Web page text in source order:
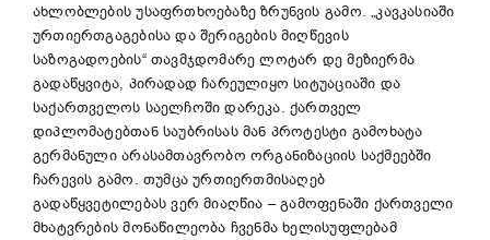
ახლობლების უსაფრთხოებაზე ზრუნვის გამო. „კავკასიაში
ურთიერთგაგებისა და შერიგების მიღწევის
საზოგადოების“ თავმჯდომარე ლოტარ დე მეზიერმა
გადაწყვიტა, პირადად ჩარეულიყო სიტუაციაში და
საქართველოს საელჩოში დარეკა. ქართველ
დიპლომატებთან საუბრისას მან პროტესტი გამოხატა
გერმანული არასამთავრობო ორგანიზაციის საქმეებში
ჩარევის გამო. თუმცა ურთიერთმისაღებ
გადაწყვეტილებას ვერ მიაღწია – გამოფენაში ქართველი
მხატვრების მონაწილეობა ჩვენმა ხელისუფლებამ